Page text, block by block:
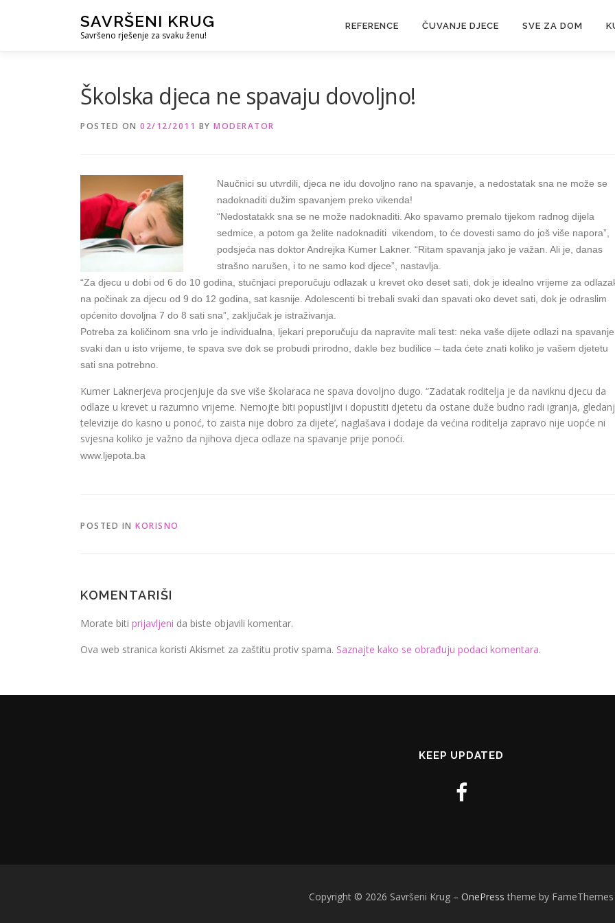
SAVRŠENI KRUG
Savršeno rješenje za svaku ženu!
REFERENCE ČUVANJE DJECE SVE ZA DOM
Školska djeca ne spavaju dovoljno!
POSTED ON 02/12/2011 BY MODERATOR
Naučnici su utvrdili, djeca ne idu dovoljno rano na spavanje, a nedostatak sna ne može se
nadoknaditi dužim spavanjem preko vikenda!
“Nedostatakk sna se ne može nadoknaditi. Ako spavamo premalo tijekom radnog dijela
sedmice, a potom ga želite nadoknaditi vikendom, to će dovesti samo do još više napora”,
podsjeća nas doktor Andrejka Kumer Lakner. “Ritam spavanja jako je važan. Ali je, danas
strašno narušen, i to ne samo kod djece”, nastavlja.
“Za djecu u dobi od 6 do 10 godina, stučnjaci preporučuju odlazak u krevet oko deset sati, dok je idealno vrijeme za
na počinak za djecu od 9 do 12 godina, sat kasnije. Adolescenti bi trebali svaki dan spavati oko devet sati, dok je odraslim
općenito dovoljna 7 do 8 sati sna”, zaključak je istraživanja.
Potreba za količinom sna vrlo je individualna, ljekari preporučuju da napravite mali test: neka vaše dijete odlazi na spavanje
svaki dan u isto vrijeme, te spava sve dok se probudi prirodno, dakle bez budilice – tada ćete znati koliko je vašem djetetu
sati sna potrebno.
Kumer Laknerjeva procjenjuje da sve više školaraca ne spava dovoljno dugo. “Zadatak roditelja je da naviknu djecu da
odlaze u krevet u razumno vrijeme. Nemojte biti popustljivi i dopustiti djetetu da ostane duže budno radi igranja,
televizije do kasno u ponoć, to zaista nije dobro za dijete’, naglašava i dodaje da većina roditelja zapravo nije uopće ni
svjesna koliko je važno da njihova djeca odlaze na spavanje prije ponoći.
www.ljepota.ba
POSTED IN KORISNO
KOMENTARIŠI
Morate biti prijavljeni da biste objavili komentar.
Ova web stranica koristi Akismet za zaštitu protiv spama. Saznajte kako se obrađuju podaci komentara.
KEEP UPDATED
Copyright © 2026 Savršeni Krug – OnePress theme by FameThemes